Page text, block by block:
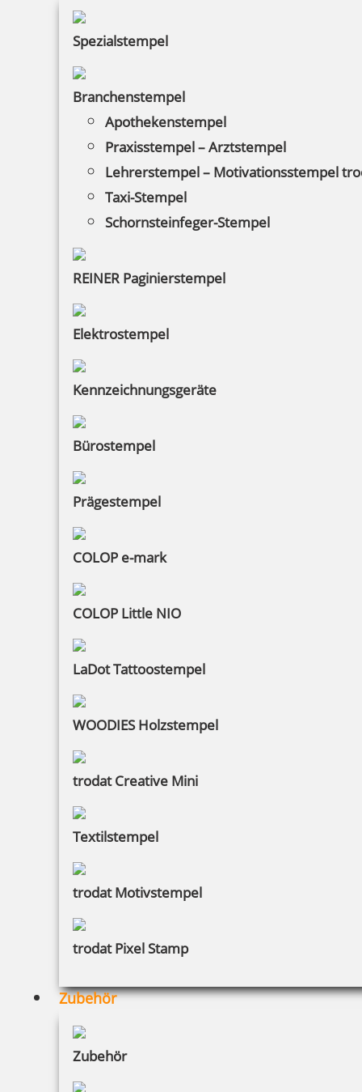
Spezialstempel
Branchenstempel
Apothekenstempel
Praxisstempel – Arztstempel
Lehrerstempel – Motivationsstempel
Taxi-Stempel
Schornsteinfeger-Stempel
REINER Paginierstempel
Elektrostempel
Kennzeichnungsgeräte
Bürostempel
Prägestempel
COLOP e-mark
COLOP Little NIO
LaDot Tattoostempel
WOODIES Holzstempel
trodat Creative Mini
Textilstempel
trodat Motivstempel
trodat Pixel Stamp
Zubehör
Zubehör